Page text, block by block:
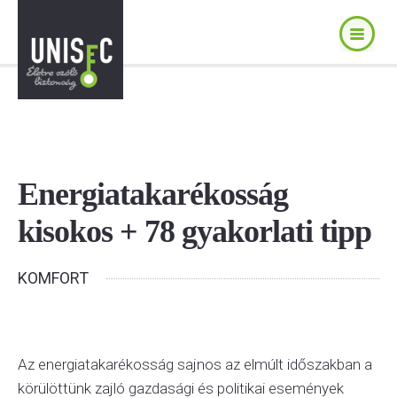
Energiatakarékosság
kisokos + 78 gyakorlati tipp
KOMFORT
Az energiatakarékosság sajnos az elmúlt időszakban a
körülöttünk zajló gazdasági és politikai események